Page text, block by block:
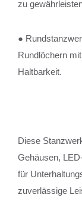
zu
●
Rundlöchern
Haltbarkeit.
Diese
Gehäusen,
für
zuverlässige